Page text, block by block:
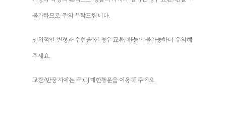
불가하므로 주의 부탁드립니다.
인위적인 변형과 수선을 한 경우 교환/환불이 불가능하니 유의해
주세요.
교환/반품시에는 꼭 CJ대한통운을 이용해 주세요.